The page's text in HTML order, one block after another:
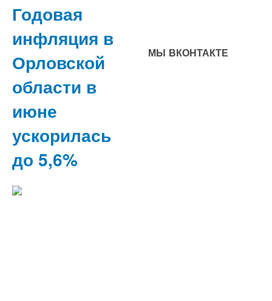
Годовая
инфляция в
Орловской
области в
июне
ускорилась
до 5,6%
МЫ ВКОНТАКТЕ